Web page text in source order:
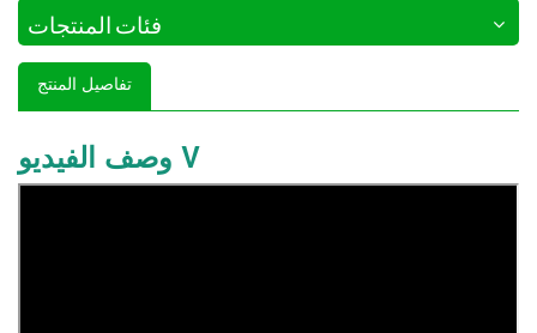
فئات المنتجات
تفاصيل المنتج
وصف الفيديو V